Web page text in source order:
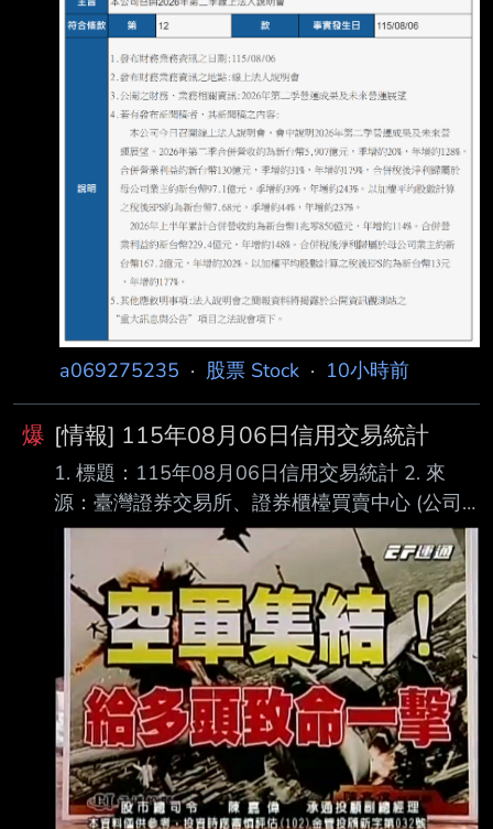
--
a069275235 · 股票 Stock · 10小時前
爆 [情報] 115年08月06日信用交易統計
1. 標題：115年08月06日信用交易統計 2. 來
源：臺灣證券交易所、證券櫃檯買賣中心 (公司
名、網站名) 3. 網址：https://reurl.cc/E2xlzv
https://reurl.cc/V3AOXA (請善用縮網址工具) 4.
內文： 115年08月06日信用交易統計 項目 買進
賣出 現金(券)償還 前日餘額 今日餘額 融資(交易
單位) 361,806 300,476 4,257 8,901,189
8,958,262 融券(交易單位) 28,775 25,282
1,813 197